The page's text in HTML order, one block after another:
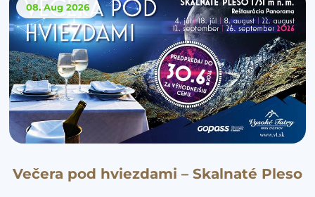
08. Aug 2026
Večera pod hviezdami – Skalnaté Pleso